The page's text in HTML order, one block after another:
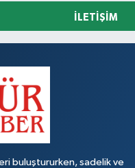
İLETIŞIM
buluştururken, sadelik ve